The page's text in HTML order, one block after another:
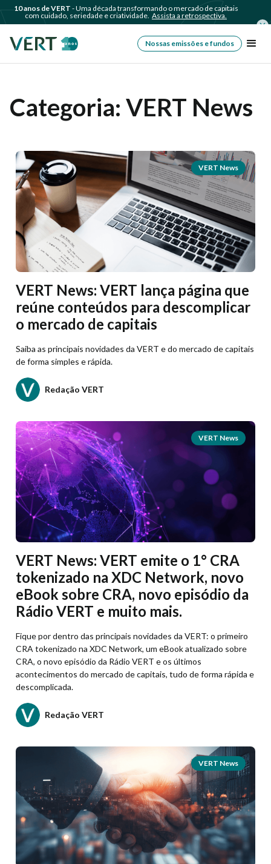
10 anos de VERT - Uma década transformando o mercado de capitais
com cuidado, seriedade e criatividade. Assista a retrospectiva.
Nossas emissões e fundos
Categoria: VERT News
VERT News
VERT News: VERT lança página que
reúne conteúdos para descomplicar
o mercado de capitais
Saiba as principais novidades da VERT e do mercado de capitais
de forma simples e rápida.
Redação VERT
VERT News
VERT News: VERT emite o 1° CRA
tokenizado na XDC Network, novo
eBook sobre CRA, novo episódio da
Rádio VERT e muito mais.
Fique por dentro das principais novidades da VERT: o primeiro
CRA tokenizado na XDC Network, um eBook atualizado sobre
CRA, o novo episódio da Rádio VERT e os últimos
acontecimentos do mercado de capitais, tudo de forma rápida e
descomplicada.
Redação VERT
VERT News